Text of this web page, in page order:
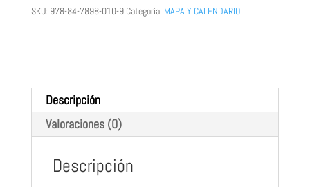
SKU: 978-84-7898-010-9 Categoría: MAPA Y CALENDARIO
Descripción
Valoraciones (0)
Descripción